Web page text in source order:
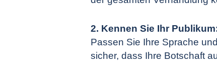
2. Kennen Sie Ihr
Passen Sie Ihre Sprache
sicher, dass Ihre Botschaft